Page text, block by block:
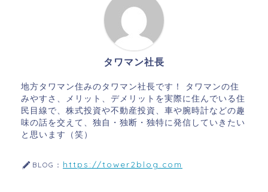
タワマン社長
地方タワマン住みのタワマン社長です！ タワマンの住
みやすさ、メリット、デメリットを実際に住んでいる住
民目線で、株式投資や不動産投資、車や腕時計などの趣
味の話を交えて、独自・独断・独特に発信していきたい
と思います（笑）
BLOG： https://tower2blog.com